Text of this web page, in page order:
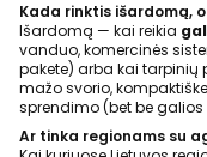
Kada rinktis išardomą,
Išardomą — kai reikia
vanduo, komercinės
pakete) arba kai tarpinių
mažo svorio,
sprendimo (bet be galios
Ar tinka regionams su